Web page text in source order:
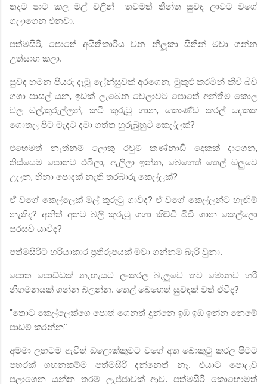
තදට පාට කල මල් වලින්
තවමත් තීන්ත සුවඳ ලාවට වගේ
ගලාගෙන එනවා.
පත්මසිරි,පොතේ අයිතිකාරිය වන නිලූකා සිතින් මවා ගන්න
උත්සාහ කලා.
සුවඳ හමන පියරු දැමූ ලේන්සුවක් අරගෙන, මුකුළු කරමින් කිචි බිචි
ගගා පාසල් යන,ඉඩක් ලැබෙන වෙලාවට පොතේ අන්තිම කොල
වල මල්,කුරුල්ලන්, කවි කුරුටු ගාන, කොණ්ඩ කරල් දෙකක
ගොතල පිට මැදට දමා ගත්ත හුරුබුහුටි කෙල්ලක්?
එහෙමත් නැත්නම් ලොකු රවුම් කණ්නාඩි දෙකක් දාගෙන,
තිස්සෙම පොතට එබිලා, ඇලිලා ඉන්න, බෙහෙත් තෙල් ඔලුවෙ
උලන, හිනා පොදක් නැති තරබාරු කෙල්ලක්?
ඒ වගේ කෙල්ලෙක් මල් කුරුටු ගාවිද?ඒ වගේ කෙල්ලන්ට හැඟීම්
නැතිද? අනිත් අතට බලි කුරුටු ගගා කිච්චි බිචි ගාන කෙල්ලො
සරසවි යාවිද?
පත්මසිරිට හරියාකාර ප්‍රතිරූපයක් මවා ගන්නම බැරි වුනා.
පොත පොඩ්ඩක් නැහැයට ලංකරල බැලුවෙ තව මොනව හරි
නිගමනයක් ගන්න බලන්න. තෙල් බෙහෙත් සුවඳක් වත් ඒවිද?
"තොට කෙල්ලෙක්ගෙ පොත් ගෙනත් දුන්නෙ ඉඹ ඉඹ ඉන්න නෙමේ
පාඩම් කරන්න"
අම්මා ලඟටම ඇවිත් ඔලොක්කුවට වගේ අත බොකුටු කරල පිටට
පහරක් ගහනකම්ම පත්මසිරි දන්නෙත් නෑ. එයාට පොලව
පලාගෙන යන්න තරම් ලැජ්ජාවක් ආව. පත්මසිරි කොහොමත්